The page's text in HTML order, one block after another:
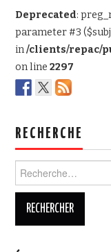
Deprecated:
parameter #3
in/clients/repac/
on line2297
RECHERCHE